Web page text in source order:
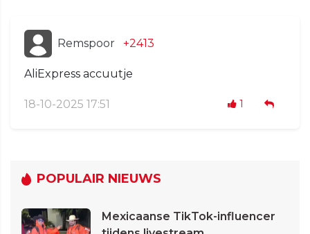
Remspoor +2413
AliExpress accuutje
18-10-2025 17:51 1
POPULAIR NIEUWS
Mexicaanse TikTok-influencer